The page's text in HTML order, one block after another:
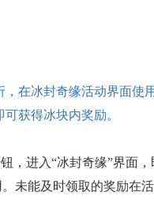
在冰封奇缘活动界面使
获得冰块内奖励。
，进入“冰封奇缘”界面，
未能及时领取的奖励在